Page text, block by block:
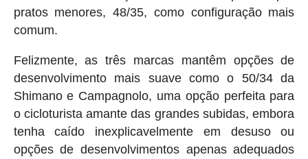
pratos menores, 48/35, como configuração mais
comum.
Felizmente, as três marcas mantêm opções de
desenvolvimento mais suave como o 50/34 da
Shimano e Campagnolo, uma opção perfeita para
o cicloturista amante das grandes subidas, embora
tenha caído inexplicavelmente em desuso ou
opções de desenvolvimentos apenas adequados